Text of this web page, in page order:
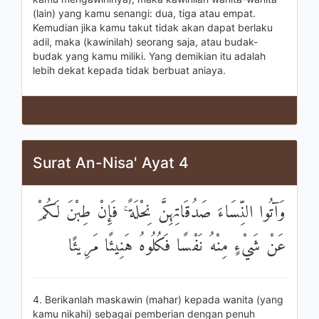
(lain) yang kamu senangi: dua, tiga atau empat.
Kemudian jika kamu takut tidak akan dapat berlaku
adil, maka (kawinilah) seorang saja, atau budak-
budak yang kamu miliki. Yang demikian itu adalah
lebih dekat kepada tidak berbuat aniaya.
Surat An-Nisa' Ayat 4
وَآتُوا النِّسَاءَ صَدُقَاتِهِنَّ نِحْلَةً ۚ فَإِنْ طِبْنَ لَكُمْ
عَنْ شَيْءٍ مِنْهُ نَفْسًا فَكُلُوهُ هَنِيئًا مَرِيئًا
4. Berikanlah maskawin (mahar) kepada wanita (yang
kamu nikahi) sebagai pemberian dengan penuh